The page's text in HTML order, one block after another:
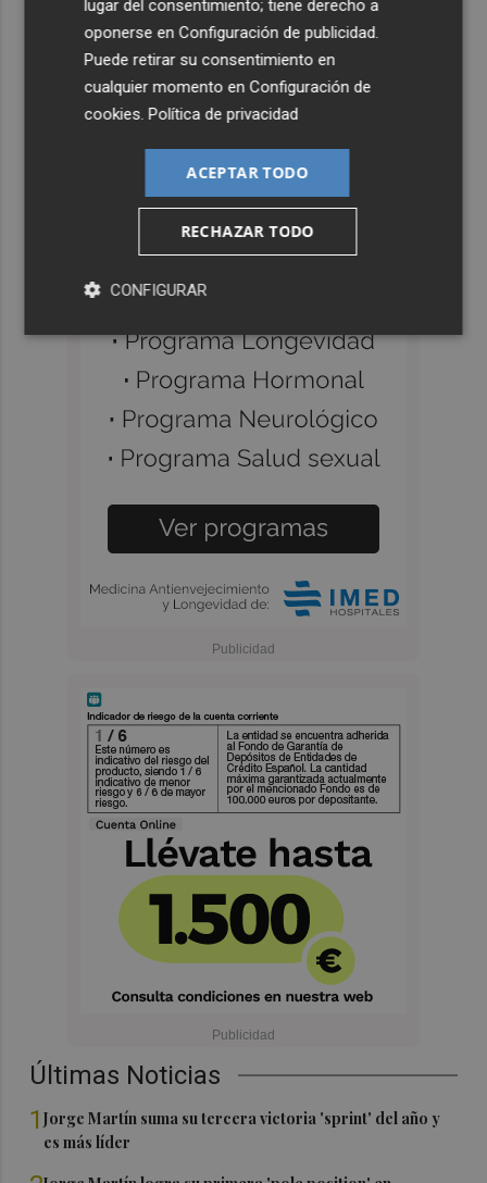
Últimas Noticias
1Jorge Martín suma su tercera victoria 'sprint' del año y
es más líder
lugar del consentimiento; tiene derecho a
oponerse enConfiguración de publicidad.
Puede retirar su consentimiento en
cualquier momento enConfiguración de
cookies.Política de privacidad
ACEPTAR TODO
RECHAZAR TODO
CONFIGURAR